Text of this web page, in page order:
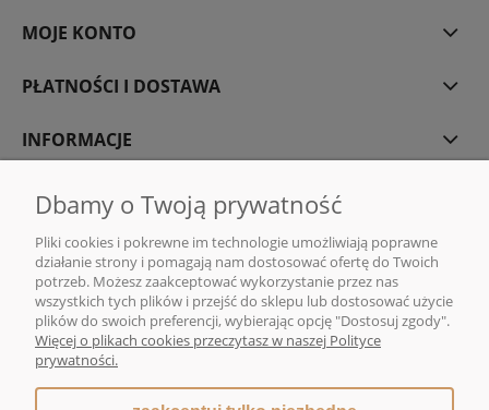
MOJE KONTO
PŁATNOŚCI I DOSTAWA
INFORMACJE
O NAS
DMG MONIKA GAWENDA | Sklep internetowy z kawą i herbatą | ul. Rajska
10, 80-850 Gdańsk |sklep@dmg-herbaty.pl|665 775 077| NIP:5832029548
| REGON:192639641
Dbamy o Twoją prywatność
Pliki cookies i pokrewne im technologie umożliwiają poprawne
działanie strony i pomagają nam dostosować ofertę do Twoich
potrzeb. Możesz zaakceptować wykorzystanie przez nas
wszystkich tych plików i przejść do sklepu lub dostosować użycie
plików do swoich preferencji, wybierając opcję "Dostosuj zgody".
Więcej o plikach cookies przeczytasz w naszej Polityce
prywatności.